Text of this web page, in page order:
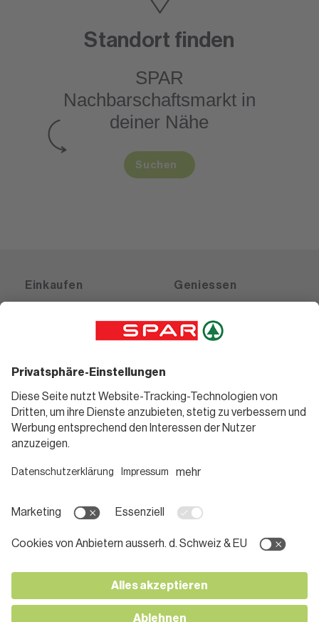
Standort finden
SPAR
Nachbarschaftsmarktin
deiner Nähe
Suchen
Einkaufen
Gutscheine
Geniessen
Weinwelt
Bierwelt
Informieren
Teilnahmebedingungen
Pressemitteilungen
Karriere bei SPAR
Kontakt
Folge uns